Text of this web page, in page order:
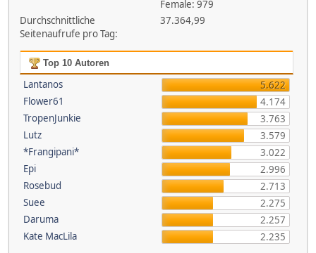
Female: 979
Durchschnittliche
Seitenaufrufe pro Tag:
37.364,99
Top 10 Autoren
Lantanos
5.622
Flower61
4.174
TropenJunkie
3.763
Lutz
3.579
*Frangipani*
3.022
Epi
2.996
Rosebud
2.713
Suee
2.275
Daruma
2.257
Kate MacLila
2.235